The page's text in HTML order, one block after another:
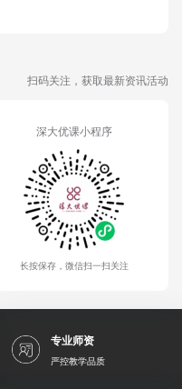
扫码关注，获取最新资讯活动
深大优课小程序
长按保存，微信扫一扫关注
专业师资
严控教学品质